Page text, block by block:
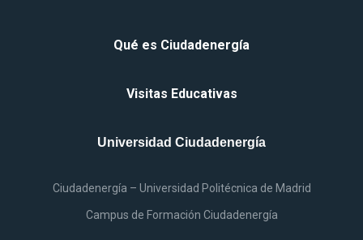
Qué es Ciudadenergía
Visitas Educativas
Universidad Ciudadenergía
Ciudadenergía – Universidad Politécnica de Madrid
Campus de Formación Ciudadenergía